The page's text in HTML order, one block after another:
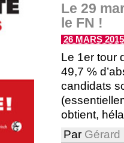
Le 29
le FN !
26 MARS
Le 1er tour
49,7 %
candidats
obtient,
Par Gérard